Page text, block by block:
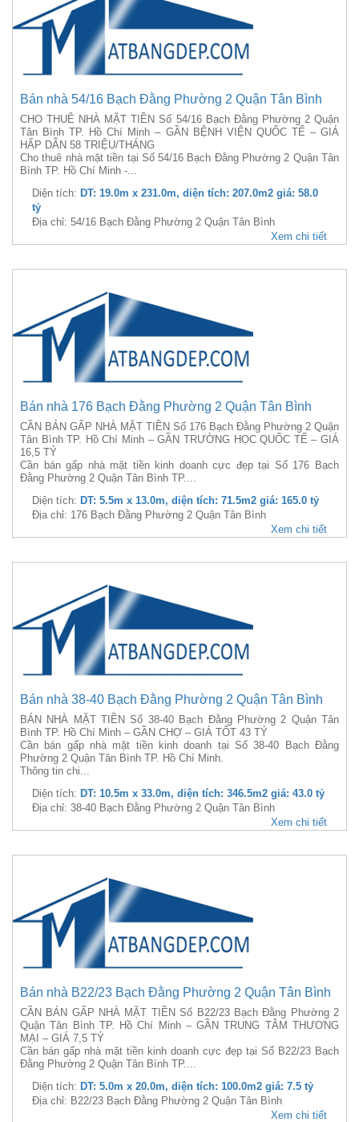
Bán nhà 54/16 Bạch Đằng Phường 2 Quận Tân Bình
CHO THUÊ NHÀ MẶT TIỀN Số 54/16 Bạch Đằng Phường 2 Quận
Tân Bình TP. Hồ Chí Minh – GẦN BỆNH VIỆN QUỐC TẾ – GIÁ
HẤP DẪN 58 TRIỆU/THÁNG
Cho thuê nhà mặt tiền tại Số 54/16 Bạch Đằng Phường 2 Quận Tân
Bình TP. Hồ Chí Minh -...
Diện tích: DT: 19.0m x 231.0m, diện tích: 207.0m2 giá: 58.0
tỷ
Địa chỉ: 54/16 Bạch Đằng Phường 2 Quận Tân Bình
Xem chi tiết
Bán nhà 176 Bạch Đằng Phường 2 Quận Tân Bình
CẦN BÁN GẤP NHÀ MẶT TIỀN Số 176 Bạch Đằng Phường 2 Quận
Tân Bình TP. Hồ Chí Minh – GẦN TRƯỜNG HỌC QUỐC TẾ – GIÁ
16,5 TỶ
Cần bán gấp nhà mặt tiền kinh doanh cực đẹp tại Số 176 Bạch
Đằng Phường 2 Quận Tân Bình TP....
Diện tích: DT: 5.5m x 13.0m, diện tích: 71.5m2 giá: 165.0 tỷ
Địa chỉ: 176 Bạch Đằng Phường 2 Quận Tân Bình
Xem chi tiết
Bán nhà 38-40 Bạch Đằng Phường 2 Quận Tân Bình
BÁN NHÀ MẶT TIỀN Số 38-40 Bạch Đằng Phường 2 Quận Tân
Bình TP. Hồ Chí Minh – GẦN CHỢ – GIÁ TỐT 43 TỶ
Cần bán gấp nhà mặt tiền kinh doanh tại Số 38-40 Bạch Đằng
Phường 2 Quận Tân Bình TP. Hồ Chí Minh.
Thông tin chi...
Diện tích: DT: 10.5m x 33.0m, diện tích: 346.5m2 giá: 43.0 tỷ
Địa chỉ: 38-40 Bạch Đằng Phường 2 Quận Tân Bình
Xem chi tiết
Bán nhà B22/23 Bạch Đằng Phường 2 Quận Tân Bình
CẦN BÁN GẤP NHÀ MẶT TIỀN Số B22/23 Bạch Đằng Phường 2
Quận Tân Bình TP. Hồ Chí Minh – GẦN TRUNG TÂM THƯƠNG
MẠI – GIÁ 7,5 TỶ
Cần bán gấp nhà mặt tiền kinh doanh cực đẹp tại Số B22/23 Bạch
Đằng Phường 2 Quận Tân Bình TP....
Diện tích: DT: 5.0m x 20.0m, diện tích: 100.0m2 giá: 7.5 tỷ
Địa chỉ: B22/23 Bạch Đằng Phường 2 Quận Tân Bình
Xem chi tiết